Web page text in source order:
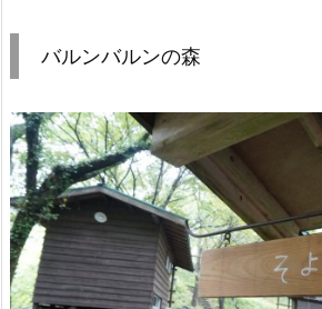
バルンバルンの森